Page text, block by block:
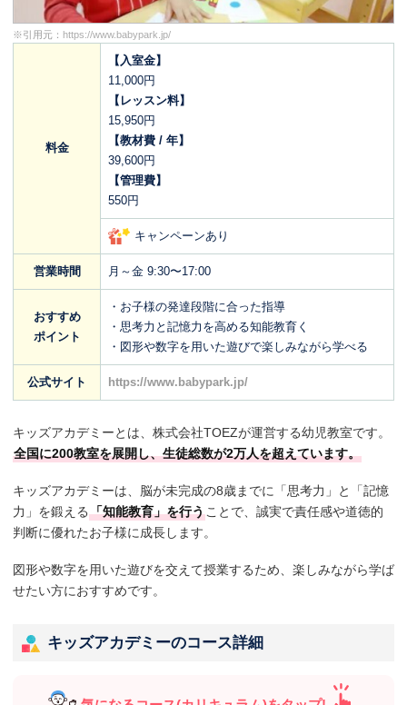
※引用元： https://www.babypark.jp/
料金
【入室金】
11,000円
【レッスン料】
15,950円
【教材費 / 年】
39,600円
【管理費】
550円
キャンペーンあり
営業時間 月～金 9:30〜17:00
おすすめ
ポイント
・お子様の発達段階に合った指導
・思考力と記憶力を高める知能教育く
・図形や数字を用いた遊びで楽しみながら学べる
公式サイト https://www.babypark.jp/
キッズアカデミーとは、株式会社TOEZが運営する幼児教室です。
全国に200教室を展開し、生徒総数が2万人を超えています。
キッズアカデミーは、脳が未完成の8歳までに「思考力」と「記憶
力」を鍛える「知能教育」を行うことで、誠実で責任感や道徳的
判断に優れたお子様に成長します。
図形や数字を用いた遊びを交えて授業するため、楽しみながら学ば
せたい方におすすめです。
キッズアカデミーのコース詳細